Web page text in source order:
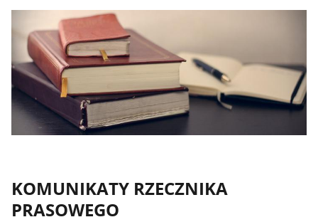
KOMUNIKATY RZECZNIKA
PRASOWEGO